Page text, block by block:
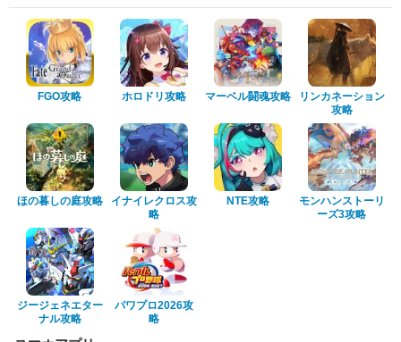
FGO攻略 ホロドリ攻略 マーベル闘魂攻略
リンカネーション
攻略
ほの暮しの庭攻略
イナイレクロス攻
略
NTE攻略
モンハンストーリ
ーズ3攻略
ジージェネエター
ナル攻略
パワプロ2026攻
略